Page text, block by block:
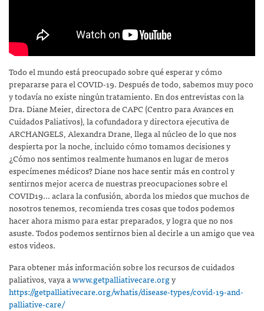
Todo el mundo está preocupado sobre qué esperar y cómo
prepararse para el COVID-19. Después de todo, sabemos muy poco
y todavía no existe ningún tratamiento. En dos entrevistas con la
Dra. Diane Meier, directora de CAPC (Centro para Avances en
Cuidados Paliativos), la cofundadora y directora ejecutiva de
ARCHANGELS, Alexandra Drane, llega al núcleo de lo que nos
despierta por la noche, incluido cómo tomamos decisiones y
¿Cómo nos sentimos realmente humanos en lugar de meros
especímenes médicos? Diane nos hace sentir más en control y
sentirnos mejor acerca de nuestras preocupaciones sobre el
COVID19... aclara la confusión, aborda los miedos que muchos de
nosotros tenemos, recomienda tres cosas que todos podemos
hacer ahora mismo para estar preparados, y logra que no nos
asuste. Todos podemos sentirnos bien al decirle a un amigo que vea
estos videos.
Para obtener más información sobre los recursos de cuidados
paliativos, vaya awww.getpalliativecare.orgy
https://getpalliativecare.org/whatis/disease-types/covid-19-and-
palliative-care/